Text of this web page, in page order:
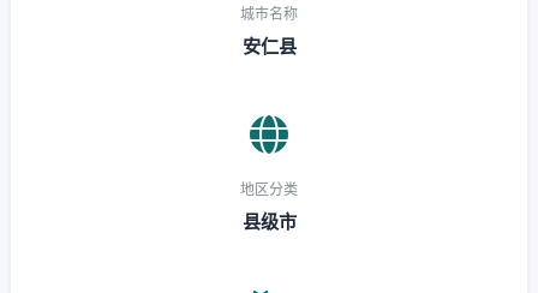
城市名称
安仁县
地区分类
县级市